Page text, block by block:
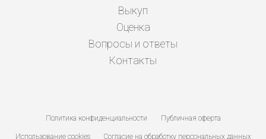
Выкуп
Оценка
Вопросы и ответы
Контакты
Политика конфиденциальности Публичная оферта
Использование cookies Согласие на обработку персональных данных